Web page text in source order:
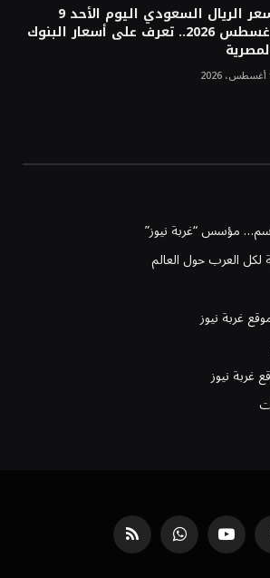
سعر الريال السعودي اليوم الأحد 9
أغسطس 2026.. تعرف على أسعار البنوك
مؤسس “غربة نيوز”
لكل العرب حول العالم
غربة نيوز
غربة نيوز
يوتيوب واتساب RSS